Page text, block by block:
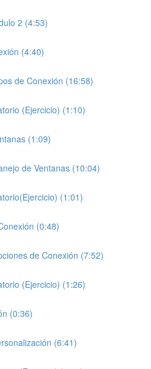
2 (4:53)
(4:40)
de Conexión (16:58)
(Ejercicio) (1:10)
(1:09)
de Ventanas (10:04)
(1:01)
(0:48)
de Conexión (7:52)
(Ejercicio) (1:26)
(0:36)
(6:41)